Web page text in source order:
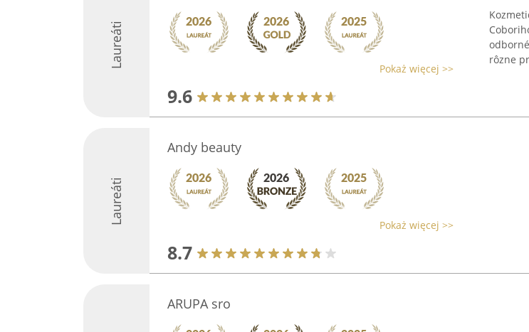
Laureáti Pokaż więcej >>
9.6
rôzne
Laureáti
Andy beauty
Pokaż więcej >>
8.7
ARUPA sro